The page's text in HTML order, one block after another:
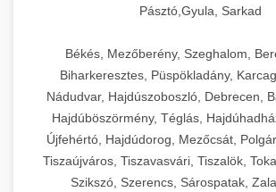
Pásztó,Gyula, Sarkad
Békés, Mezőberény, Szeghalom,
Biharkeresztes, Püspökladány,
Nádudvar, Hajdúszoboszló, Debrecen,
Hajdúböszörmény, Téglás,
Újfehértó, Hajdúdorog, Mezőcsát,
Tiszaújváros, Tiszavasvári, Tiszalök,
Szikszó, Szerencs, Sárospatak,